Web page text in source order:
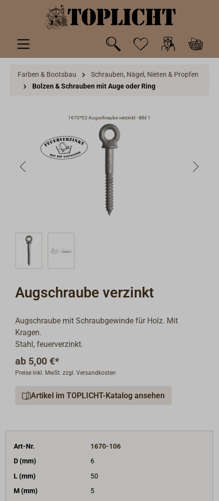
springen
Farben & Bootsbau
Schrauben, Nägel, Nieten & Propfen
Bolzen & Schrauben mit Auge oder Ring
1670*02 Augschraube verzinkt - Bild 1
Augschraube verzinkt
Augschraube mit Schraubgewinde für Holz. Mit
Kragen.
Stahl, feuerverzinkt.
ab 5,00 €*
Preise inkl. MwSt. zzgl. Versandkosten
Artikel im TOPLICHT-Katalog ansehen
Art-Nr.
1670-106
D (mm)
6
L (mm)
50
M (mm)
5